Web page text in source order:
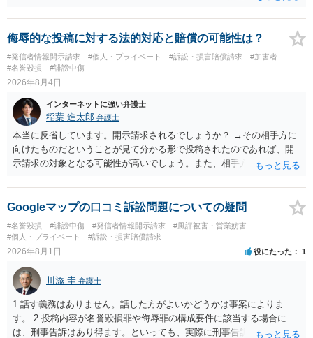
侮辱的な投稿に対する法的対応と賠償の可能性は？
#発信者情報開示請求 #個人・プライベート #訴訟・損害賠償請求
#加害者
#名誉毀損
#誹謗中傷
2026年8月4日
インターネットに強い弁護士
稲葉 進太郎 弁護士
本当に反省しています。開示請求されるでしょうか？ →その相手方に
向けたものだということが見て分かる形で投稿されたのであれば、開
示請求の対象となる可能性が高いでしょう。また、相手方の投稿した
と存じます。発信者情報開示請求が進むと、投稿に使った回線の契約
者のところに、意見照会がなされます。アカウント情報開示の場合
は、アカウントの登録メールに意見照会がなされます。 また、された
場合賠償金はいくらでしょうか。 →ケースバイケースであり、数万円
から１００万単位まで様々でしょう。裁判外であれば交渉して相手方
Googleマップの口コミ訴訟問題についての疑問
#名誉毀損 #誹謗中傷 #発信者情報開示請求
#風評被害・営業妨害
#個人・プライベート
#訴訟・損害賠償請求
2026年8月1日 役にたった 1
川添 圭 弁護士
1.話す義務はありません。話した方がよいかどうかは事案によりま
す。 2.投稿内容が名誉毀損罪や侮辱罪の構成要件に該当する場合に
は、刑事告訴はあり得ます。といっても、実際に刑事告訴に動くかど